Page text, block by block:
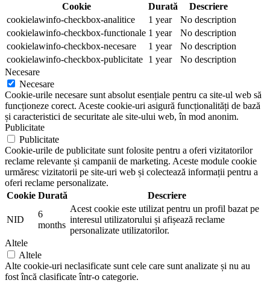
Cookie
Durată
Descriere
cookielawinfo-checkbox-analitice
1 year
No description
cookielawinfo-checkbox-functionale 1 year
No description
cookielawinfo-checkbox-necesare
1 year
No description
cookielawinfo-checkbox-publicitate 1 year
No description
Necesare
Necesare
Cookie-urile necesare sunt absolut esențiale pentru ca site-ul web să
funcționeze corect. Aceste cookie-uri asigură funcționalități de bază
și caracteristici de securitate ale site-ului web, în mod anonim.
Publicitate
Publicitate
Cookie-urile de publicitate sunt folosite pentru a oferi vizitatorilor
reclame relevante și campanii de marketing. Aceste module cookie
urmăresc vizitatorii pe site-uri web și colectează informații pentru a
oferi reclame personalizate.
Cookie Durată Descriere
NID
6
months
Acest cookie este utilizat pentru un profil bazat pe
interesul utilizatorului și afișează reclame
personalizate utilizatorilor.
Altele
Altele
Alte cookie-uri neclasificate sunt cele care sunt analizate și nu au
fost încă clasificate într-o categorie.